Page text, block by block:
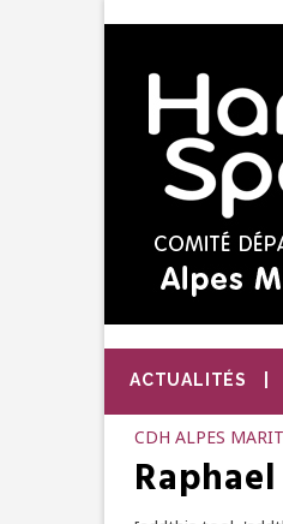
ACTUALITÉS
CDH ALPES